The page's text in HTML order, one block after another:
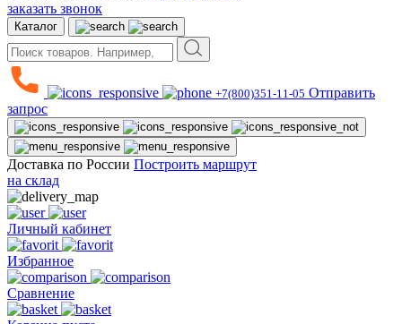
заказать звонок
Каталог
+7(800)351-11-05 Отправить
запрос
Доставка по России Построить маршрут
на склад
Личный кабинет
Избранное
Сравнение